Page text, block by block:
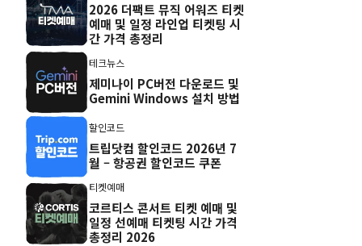
2026 더팩트 뮤직 어워즈 티켓
예매 및 일정 라인업 티켓팅 시
간 가격 총정리
테크뉴스
제미나이 PC버전 다운로드 및
Gemini Windows 설치 방법
할인코드
트립닷컴 할인코드 2026년 7
월 – 항공권 할인코드 쿠폰
티켓예매
코르티스 콘서트 티켓 예매 및
일정 선예매 티켓팅 시간 가격
총정리 2026